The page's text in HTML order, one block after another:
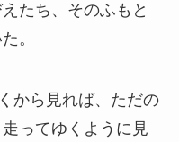
たち、そのふもと
。
から見れば、ただの
ってゆくように見